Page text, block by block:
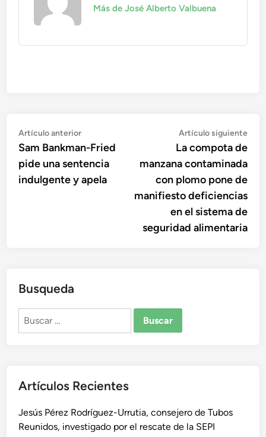
Más de José Alberto Valbuena
Navegación
de
entradas
Artículo anteriorArtículo
anterior:
Sam Bankman-Fried
pide una sentencia
indulgente y apela
Artículo siguiente
La compota de
manzana contaminada
con plomo pone de
manifiesto deficiencias
en el sistema de
seguridad alimentaria
Busqueda
Buscar:
Artículos Recientes
Jesús Pérez Rodríguez-Urrutia, consejero de Tubos
Reunidos, investigado por el rescate de la SEPI